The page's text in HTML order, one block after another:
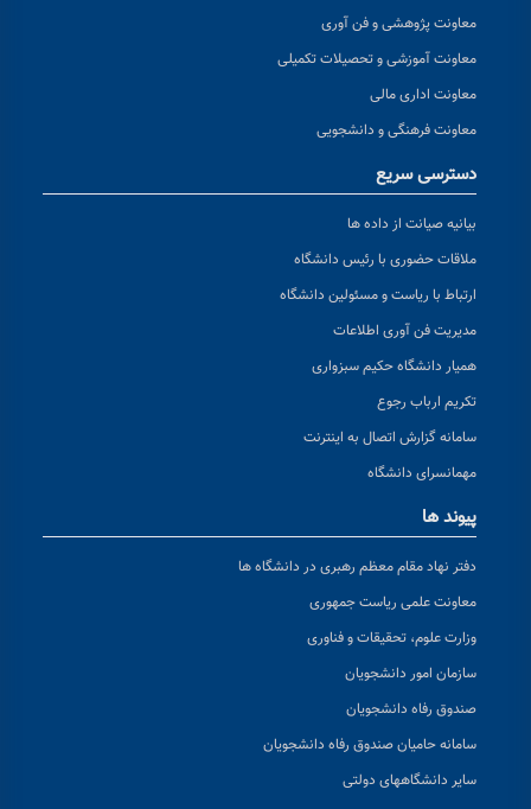
معاونت پژوهشی و فن آوری
معاونت آموزشی و تحصیلات تکمیلی
معاونت اداری مالی
معاونت فرهنگی و دانشجویی
دسترسی سریع
بیانیه صیانت از داده ها
ملاقات حضوری با رئیس دانشگاه
ارتباط با ریاست و مسئولین دانشگاه
مدیریت فن آوری اطلاعات
همیار دانشگاه حکیم سبزواری
تکریم ارباب رجوع
سامانه گزارش اتصال به اینترنت
مهمانسرای دانشگاه
پیوند ها
دفتر نهاد مقام معظم رهبری در دانشگاه ها
معاونت علمی ریاست جمهوری
وزارت علوم، تحقیقات و فناوری
سازمان امور دانشجویان
صندوق رفاه دانشجویان
سامانه حامیان صندوق رفاه دانشجویان
سایر دانشگاههای دولتی